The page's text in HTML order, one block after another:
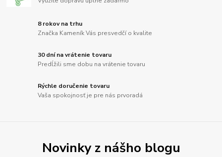
8 rokov na trhu
Značka Kameník Vás presvedčí o kvalite
30 dní na vrátenie tovaru
Predĺžili sme dobu na vrátenie tovaru
Rýchle doručenie tovaru
Vaša spokojnosť je pre nás prvoradá
Novinky z nášho blogu